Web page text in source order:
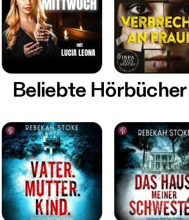
Beliebte Hörbücher